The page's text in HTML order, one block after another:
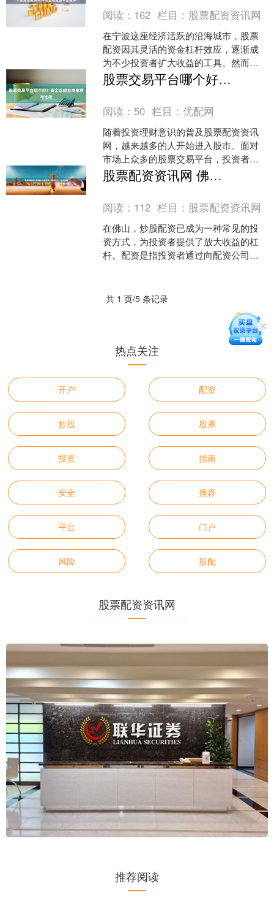
阅读： 162 栏目： 股票配资资讯网
在宁波这座经济活跃的沿海城市，股票
配资因其灵活的资金杠杆效应，逐渐成
为不少投资者扩大收益的工具。然而，
面对市场上众多配资平台，如何选择一
家本地正规、安全可靠的配....
股票交易平台哪个好？安全正规券商推荐与比较
阅读： 50 栏目：优配网
随着投资理财意识的普及股票配资资讯
网，越来越多的人开始进入股市。面对
市场上众多的股票交易平台，投资者最
关心的问题往往是：“股票交易平台哪个
好？如何选择安全正规的....
股票配资资讯网 佛山炒股配资：助力投资，放大收益
阅读： 112 栏目： 股票配资资讯网
在佛山，炒股配资已成为一种常见的投
资方式，为投资者提供了放大收益的杠
杆。配资是指投资者通过向配资公司借
共 1 页/5 条记录
热点关注
开户 配资
炒股 股票
投资 指南
安全 推荐
平台 门户
风险 股配
股票配资资讯网
推荐阅读